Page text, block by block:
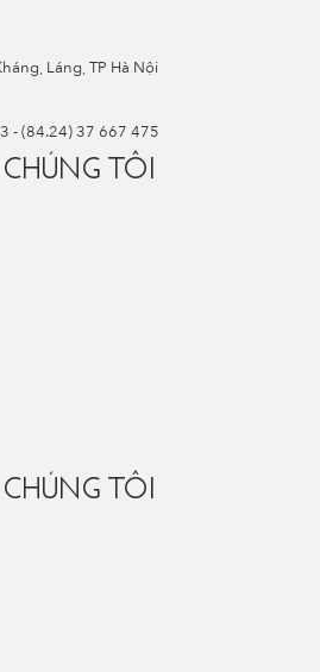
Láng, TP Hà Nội
-(84.24) 37 667 475
TÔI
TÔI